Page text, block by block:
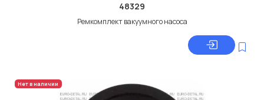
48329
Ремкомплект вакуумного насоса
Нет в наличии